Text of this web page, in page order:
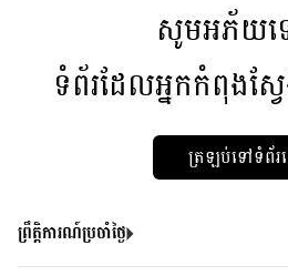
សូមអភ័យ
ទំព័រដែលអ្នកកំពុងស្វ
ត្រឡប់ទៅទំព័រ
ព្រឹត្តិការណ៍ប្រចាំថ្ងៃ